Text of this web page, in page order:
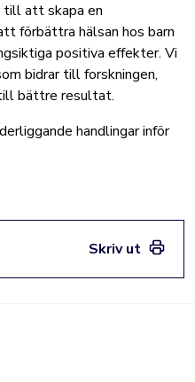
till att skapa en
förbättra hälsan hos barn
positiva effekter. Vi
bidrar till forskningen,
bättre resultat.
handlingar inför
Skriv ut